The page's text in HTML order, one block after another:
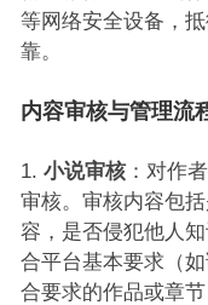
等网络安全设备，
靠。
内容审核与管理流
小说审核：对作
审核。审核内容包
容，是否侵犯他人
合平台基本要求（
合要求的作品或章